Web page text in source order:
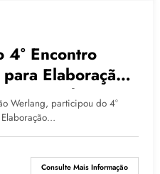
4° Encontro
Elaboração
do
Cidade
Werlang, participou do 4°
Consulte Mais Informação